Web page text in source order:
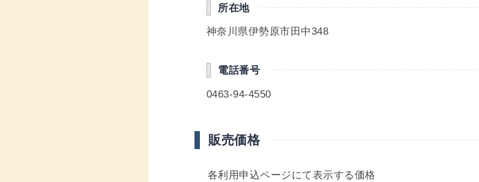
所在地
神奈川県伊勢原市田中348
電話番号
0463-94-4550
販売価格
各利用申込ページにて表示する価格